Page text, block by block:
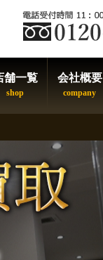
舗一覧 会社概要